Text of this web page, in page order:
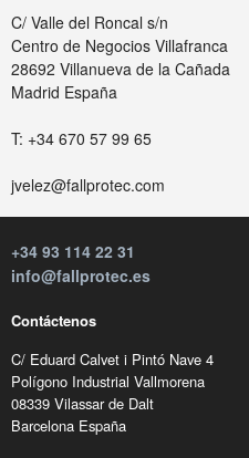
C/ Valle del Roncal s/n
Centro de Negocios Villafranca
28692 Villanueva de la Cañada
Madrid España
T: +34 670 57 99 65
jvelez@fallprotec.com
+34 93 114 22 31
info@fallprotec.es
Contáctenos
C/ Eduard Calvet i Pintó Nave 4
Polígono Industrial Vallmorena
08339 Vilassar de Dalt
Barcelona España